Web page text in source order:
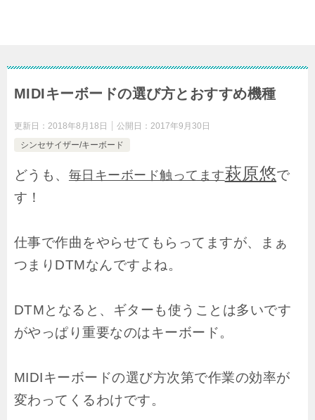
MIDIキーボードの選び方とおすすめ機種
更新日： 2018年8月18日 公開日： 2017年9月30日
シンセサイザー/キーボード
どうも、 毎日キーボード触ってます萩原悠で
す！
仕事で作曲をやらせてもらってますが、まぁ
つまりDTMなんですよね。
DTMとなると、ギターも使うことは多いです
がやっぱり重要なのはキーボード。
MIDIキーボードの選び方次第で作業の効率が
変わってくるわけです。